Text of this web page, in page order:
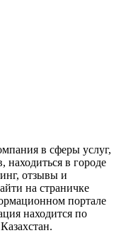
в сферы услуг,
в городе
отзывы и
на страничке
портале
находится по